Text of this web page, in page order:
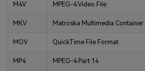
M4V MPEG-4 Video File
MKV Matroska Multimedia Container
MOV QuickTime File Format
MP4 MPEG-4 Part 14